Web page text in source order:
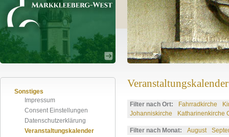
Sonstiges
Impressum
Consent Einstellungen
Datenschutzerklärung
Veranstaltungskalender
Veranstaltungskalender
Filter nach Ort: Fahrradkirche
Johanniskirche
Katharinenkirche
Filter nach Monat: August